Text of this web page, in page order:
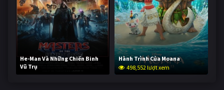
He-Man Và Những Chiến Binh
Vũ Trụ
248,009 lượt xem
Hành Trình Của Moana
498,552 lượt xem